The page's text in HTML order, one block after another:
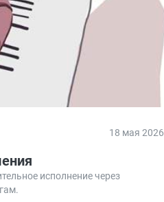
18 мая 2026
исполнение через